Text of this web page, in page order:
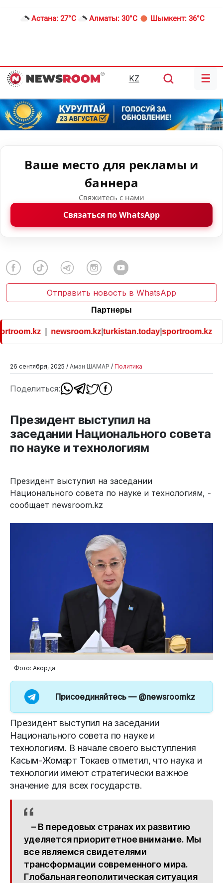
Астана: 27°C Алматы: 30°C Шымкент: 36°C
KZ ☰
Ваше место для рекламы и
баннера
Свяжитесь с нами
Связаться по WhatsApp
Отправить новость в WhatsApp
Партнеры
|newsroom.kz|turkistan.today|sportroom.kz
26 сентября, 2025 / Аман ШАМАР / Политика
Поделиться:
Президент выступил на
заседании Национального совета
по науке и технологиям
Президент выступил на заседании
Национального совета по науке и технологиям, -
сообщает newsroom.kz
Фото: Акорда
Присоединяйтесь — @newsroomkz
Президент выступил на заседании
Национального совета по науке и
технологиям. В начале своего выступления
Касым-Жомарт Токаев отметил, что наука и
технологии имеют стратегически важное
значение для всех государств.
– В передовых странах их развитию
уделяется приоритетное внимание. Мы
все являемся свидетелями
трансформации современного мира.
Глобальная геополитическая ситуация